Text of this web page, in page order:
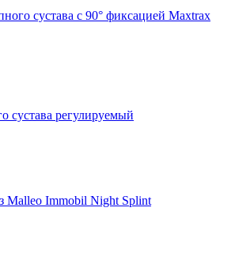
сустава с 90° фиксацией Maxtrax
сустава регулируемый
Malleo Immobil Night Splint